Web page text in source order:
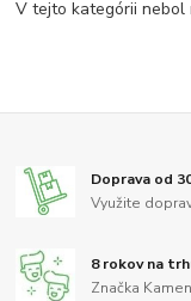
V tejto kategórii nebol
Doprava od
Využite
8 rokov na
Značka